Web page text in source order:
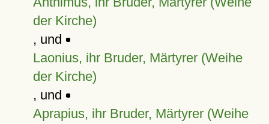
der Kirche)
, und
Laonius, ihr Bruder, Märtyrer (Weihe
der Kirche)
, und
Aprapius, ihr Bruder, Märtyrer (Weihe